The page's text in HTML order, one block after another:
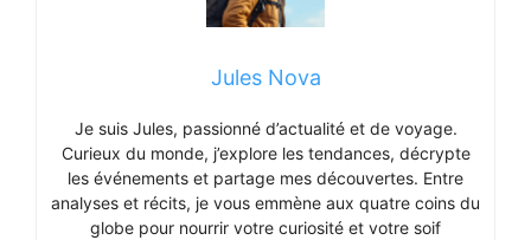
Jules Nova
Je suis Jules, passionné d’actualité et de voyage.
Curieux du monde, j’explore les tendances, décrypte
les événements et partage mes découvertes. Entre
analyses et récits, je vous emmène aux quatre coins du
globe pour nourrir votre curiosité et votre soif